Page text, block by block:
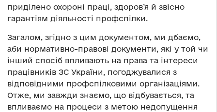
приділено охороні праці, здоров’я й звісно
гарантіям діяльності профспілки.
Загалом, згідно з цим документом, ми дбаємо,
аби нормативно-правові документи, які у той чи
інший спосіб впливають на права та інтереси
працівників ЗС України, погоджувалися з
відповідними профспілковими організаціями.
Отже, ми завжди знаємо, що відбувається, та
впливаємо на процеси з метою недопущення